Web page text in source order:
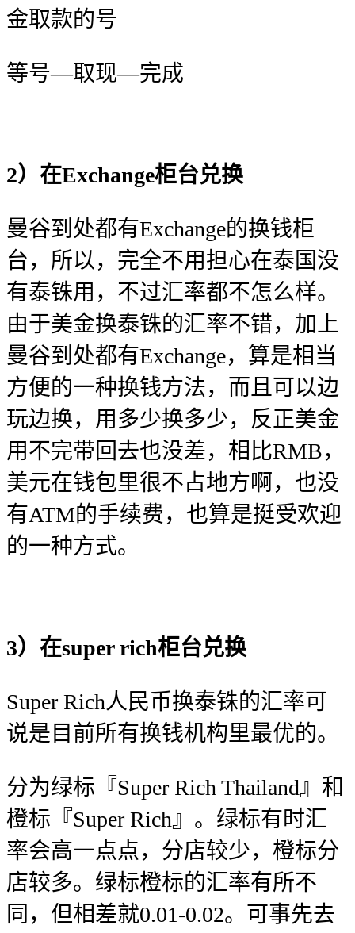
金取款的号
等号—取现—完成
2）在Exchange柜台兑换
曼谷到处都有Exchange的换钱柜
台，所以，完全不用担心在泰国没
有泰铢用，不过汇率都不怎么样。
由于美金换泰铢的汇率不错，加上
曼谷到处都有Exchange，算是相当
方便的一种换钱方法，而且可以边
玩边换，用多少换多少，反正美金
用不完带回去也没差，相比RMB，
美元在钱包里很不占地方啊，也没
有ATM的手续费，也算是挺受欢迎
的一种方式。
3）在super rich柜台兑换
Super Rich人民币换泰铢的汇率可
说是目前所有换钱机构里最优的。
分为绿标『Super Rich Thailand』和
橙标『Super Rich』。绿标有时汇
率会高一点点，分店较少，橙标分
店较多。绿标橙标的汇率有所不
同，但相差就0.01-0.02。可事先去